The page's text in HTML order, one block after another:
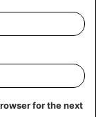
for the next